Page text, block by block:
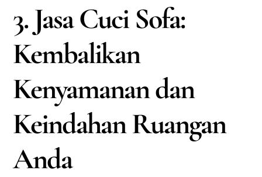
3. Jasa Cuci Sofa:
Kembalikan
Kenyamanan dan
Keindahan Ruangan
Anda